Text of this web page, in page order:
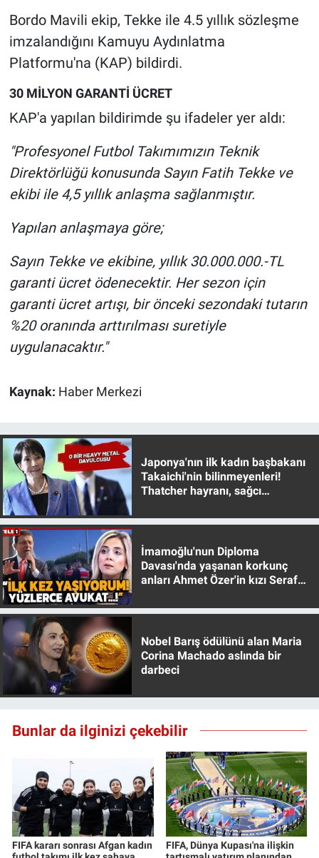
Bordo Mavili ekip, Tekke ile 4.5 yıllık sözleşme
imzalandığını Kamuyu Aydınlatma
Platformu'na (KAP) bildirdi.
30 MİLYON GARANTİ ÜCRET
KAP'a yapılan bildirimde şu ifadeler yer aldı:
"Profesyonel Futbol Takımımızın Teknik
Direktörlüğü konusunda Sayın Fatih Tekke ve
ekibi ile 4,5 yıllık anlaşma sağlanmıştır.
Yapılan anlaşmaya göre;
Sayın Tekke ve ekibine, yıllık 30.000.000.-TL
garanti ücret ödenecektir. Her sezon için
garanti ücret artışı, bir önceki sezondaki tutarın
%20 oranında arttırılması suretiyle
uygulanacaktır."
Kaynak: Haber Merkezi
Japonya'nın ilk kadın başbakanı
Takaichi'nin bilinmeyenleri!
Thatcher hayranı, sağcı
İmamoğlu'nun Diploma
Davası'nda yaşanan korkunç
anları Ahmet Özer'in kızı Seraf
Nobel Barış ödülünü alan Maria
Corina Machado aslında bir
darbeci
Bunlar da ilginizi çekebilir
FIFA kararı sonrası Afgan kadın
FIFA, Dünya Kupası'na ilişkin
İlan
Koronavirüs
Kültür Sanat
Ne demişti
Nedir
Popüler
Programlar
Sağlık
Türkiye'nin Geleceği
Türkiye'nin Gündemi
Yerel Gündem
Yerel Yaşam
Canlı Yayın